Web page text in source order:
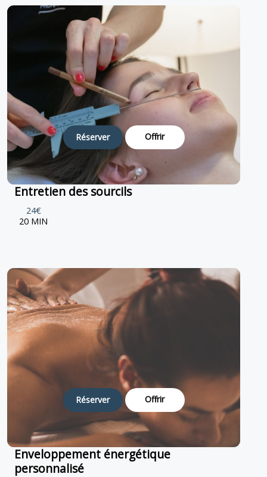
Réserver Offrir
Entretien des sourcils
24€
20 MIN
Réserver Offrir
Enveloppement énergétique
personnalisé